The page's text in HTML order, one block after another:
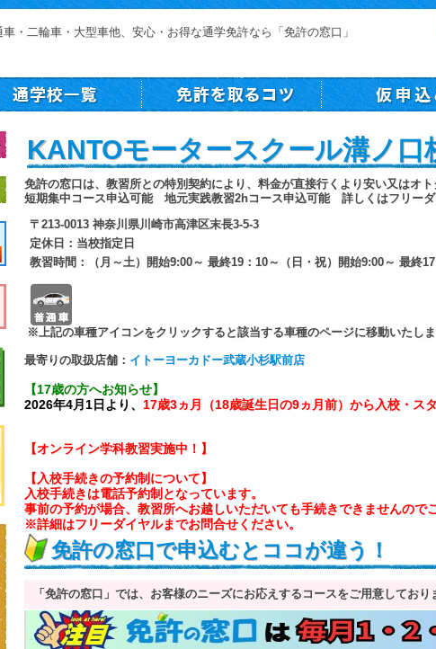
車・二輪車・大型車他、安心・お得な通学免許なら「免許の窓口」
KANTOモータースクール溝ノ
免許の窓口は、教習所との特別契約により、料金が直接行くより安い又はオト
短期集中コース申込可能 地元実践教習2hコース申込可能 詳しくはフリーダ
〒213-0013 神奈川県川崎市高津区末長3-5-3
定休日：当校指定日
教習時間：（月～土）開始9:00～ 最終19：10～（日・祝）開始9:00～ 最終17
※上記の車種アイコンをクリックすると該当する車種のページに移動いたしま
最寄りの取扱店舗： イトーヨーカドー武蔵小杉駅前店
【17歳の方へお知らせ】
2026年4月1日より、 17歳3ヵ月（18歳誕生日の9ヵ月前）から入校・ス
【オンライン学科教習実施中！】
【入校手続きの予約制について】
入校手続きは電話予約制となっています。
事前の予約が場合、教習所へお越しいただいても手続きできませんので
※詳細はフリーダイヤルまでお問合せください。
免許の窓口で申込むとココが違う！
「免許の窓口」では、お客様のニーズにお応えするコースをご用意しており